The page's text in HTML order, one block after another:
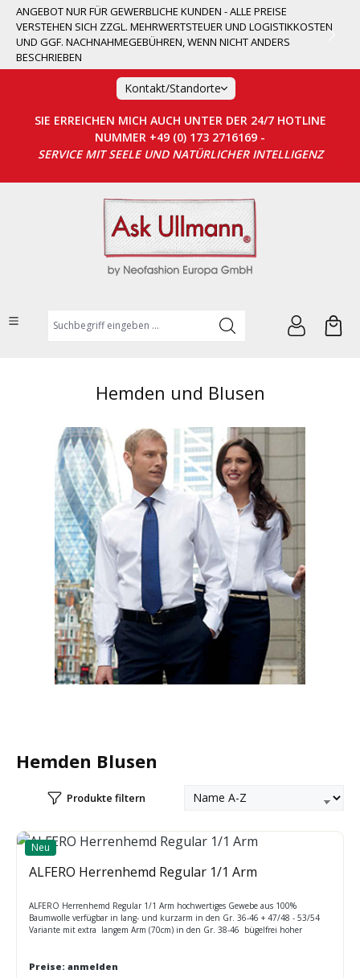
springen
ANGEBOT NUR FÜR GEWERBLICHE KUNDEN - ALLE PREISE
VERSTEHEN SICH ZZGL. MEHRWERTSTEUER UND LOGISTIKKOSTEN
UND GGF. NACHNAHMEGEBÜHREN, WENN NICHT ANDERS
BESCHRIEBEN
Kontakt/Standorte
SIE ERREICHEN MICH AUCH UNTER DER 24/7 HOTLINE
NUMMER +49 (0) 173 2716169 -
SERVICE MIT SEELE UND NATÜRLICHER INTELLIGENZ
Suchbegriff eingeben ...
Hemden und Blusen
Hemden Blusen
Produkte filtern
Neu
ALFERO Herrenhemd Regular 1/1 Arm
ALFERO Herrenhemd Regular 1/1 Arm hochwertiges Gewebe aus 100%
Baumwolle verfügbar in lang- und kurzarm in den Gr. 36-46 + 47/48 - 53/54
Variante mit extra langem Arm (70cm) in den Gr. 38-46 bügelfrei hoher
Preise: anmelden